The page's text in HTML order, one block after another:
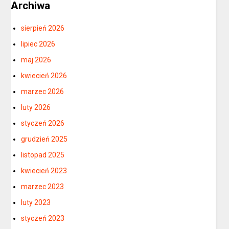
Archiwa
sierpień 2026
lipiec 2026
maj 2026
kwiecień 2026
marzec 2026
luty 2026
styczeń 2026
grudzień 2025
listopad 2025
kwiecień 2023
marzec 2023
luty 2023
styczeń 2023